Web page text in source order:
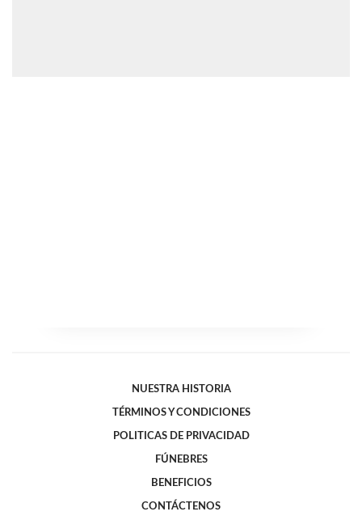
NUESTRA HISTORIA
TÉRMINOS Y CONDICIONES
POLITICAS DE PRIVACIDAD
FÚNEBRES
BENEFICIOS
CONTÁCTENOS